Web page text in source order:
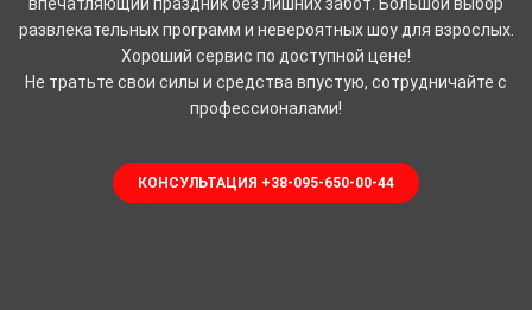
развлекательных программ и невероятных шоу для взрослых.
Хороший сервис по доступной цене!
Не тратьте свои силы и средства впустую, сотрудничайте с
профессионалами!
КОНСУЛЬТАЦИЯ +38-095-650-00-44